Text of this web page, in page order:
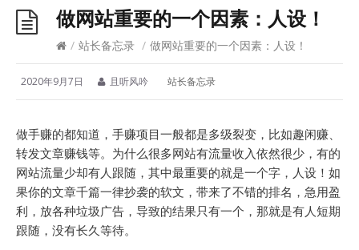
做网站重要的一个因素：人设！
/ 站长备忘录 / 做网站重要的一个因素：人设！
2020年9月7日 且听风吟 站长备忘录
做手赚的都知道，手赚项目一般都是多级裂变，比如趣闲赚、
转发文章赚钱等。为什么很多网站有流量收入依然很少，有的
网站流量少却有人跟随，其中最重要的就是一个字，人设！如
果你的文章千篇一律抄袭的软文，带来了不错的排名，急用盈
利，放各种垃圾广告，导致的结果只有一个，那就是有人短期
跟随，没有长久等待。